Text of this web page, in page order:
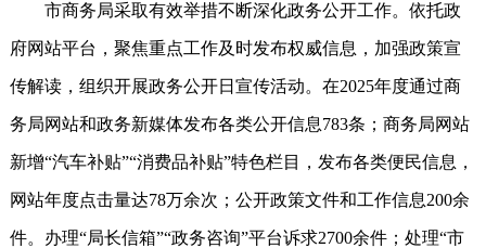
市商务局采取有效举措不断深化政务公开工作。依托政
府网站平台，聚焦重点工作及时发布权威信息，加强政策宣
传解读，组织开展政务公开日宣传活动。在2025年度通过商
务局网站和政务新媒体发布各类公开信息783条；商务局网站
新增“汽车补贴”“消费品补贴”特色栏目，发布各类便民信息，
网站年度点击量达78万余次；公开政策文件和工作信息200余
件。办理“局长信箱”“政务咨询”平台诉求2700余件；处理“市